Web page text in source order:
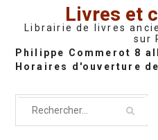
Livres et
Librairie de livres
sur